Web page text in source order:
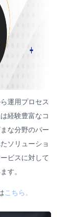
運用プロセス
経験豊富なコ
な分野のパー
ソリューショ
ビスに対して
す。
こちら。